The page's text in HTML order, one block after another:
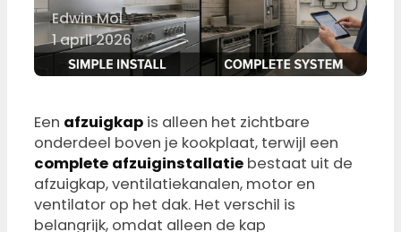
Door
Edwin Mol
1 april 2026
Een afzuigkap is alleen het zichtbare
onderdeel boven je kookplaat, terwijl een
complete afzuiginstallatie bestaat uit de
afzuigkap, ventilatiekanalen, motor en
ventilator op het dak. Het verschil is
belangrijk, omdat alleen de kap